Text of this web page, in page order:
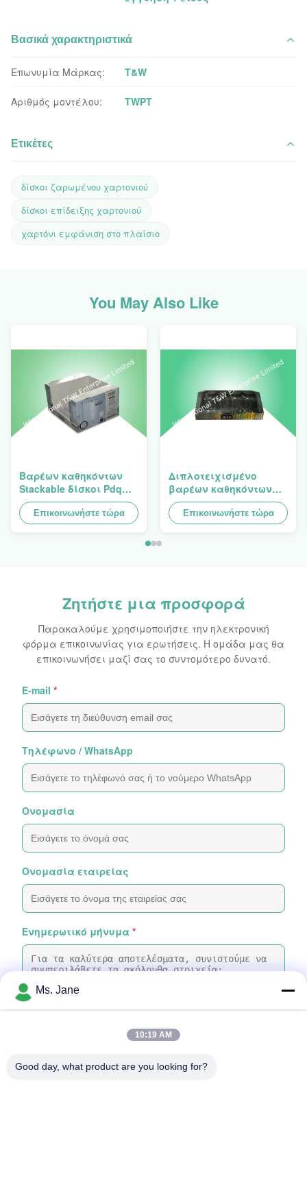
Βασικά χαρακτηριστικά
Επωνυμία Μάρκας: T&W
Αριθμός μοντέλου: TWPT
Ετικέτες
δίσκοι ζαρωμένου χαρτονιού
δίσκοι επίδειξης χαρτονιού
χαρτόνι εμφάνιση στο πλαίσιο
You May Also Like
Βαρέων καθηκόντων
Stackable δίσκοι Pdq
σχεδίου Costco στην
πώληση της κουρτίνας,
φορτίο 100kgs
Επικοινωνήστε τώρα
Διπλοτειχισμένο
βαρέων καθηκόντων
Stackup δίσκων
χαρτονιού PDQ για την
προαγωγή των
Επικοινωνήστε τώρα
Ζητήστε μια προσφορά
Παρακαλούμε χρησιμοποιήστε την ηλεκτρονική
φόρμα επικοινωνίας για ερωτήσεις. Η ομάδα μας θα
επικοινωνήσει μαζί σας το συντομότερο δυνατό.
Ε-mail *
Τηλέφωνο / WhatsApp
Ονομασία
Ονομασία εταιρείας
Ενημερωτικό μήνυμα *
Επιλέξτε αρχεία
Ms. Jane
10:19 AM
Good day, what product are you looking for?